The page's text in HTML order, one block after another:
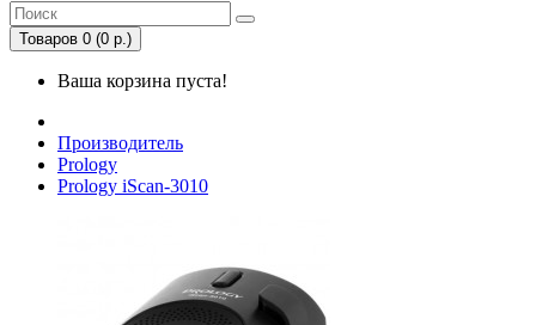
Товаров 0 (0 р.)
Ваша корзина пуста!
Производитель
Prology
Prology iScan-3010